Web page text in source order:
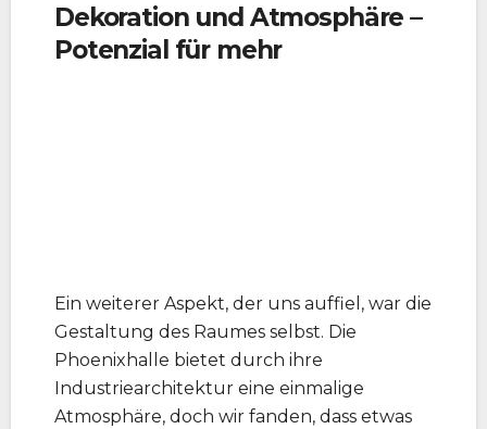
Dekoration und Atmosphäre –
Potenzial für mehr
Ein weiterer Aspekt, der uns auffiel, war die
Gestaltung des Raumes selbst. Die
Phoenixhalle bietet durch ihre
Industriearchitektur eine einmalige
Atmosphäre, doch wir fanden, dass etwas